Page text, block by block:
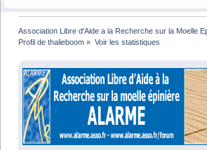
Association Libre d'Aide a la Recherche sur la Moelle
Profil de thalieboom » Voir les statistiques